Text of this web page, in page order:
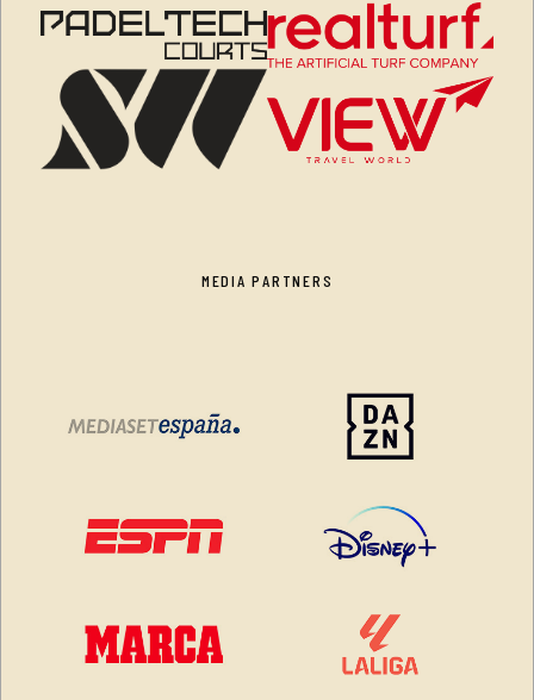
MEDIA PARTNERS